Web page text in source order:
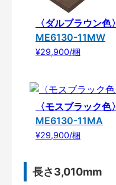
〈ダルブラウン色〉
ME6130-11MW
¥29,900/梱
〈モスブラック色〉
ME6130-11MA
¥29,900/梱
長さ3,010mm